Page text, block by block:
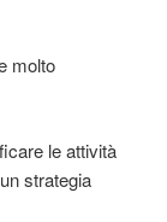
molto
le attività
strategia